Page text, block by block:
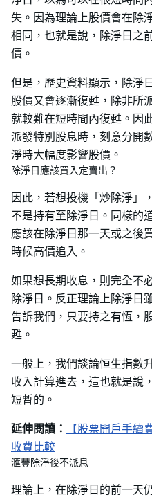
失。因為理論上股價會在除
相同，也就是說，除淨日之
價。
但是，歷史資料顯示，除淨
股價又會逐漸復甦，除非所
就較難在短時間內復甦。因
派發特別股息時，刻意分開
淨時大幅度影響股價。
除淨日應該買入定賣出？
因此，若想投機「炒除淨」
不是持有至除淨日。同樣的
應該在除淨日那一天或之後
時候高價追入。
如果想長期收息，則完全不
除淨日。反正理論上除淨日
告訴我們，只要持之有恆，
甦。
一般上，我們談論恒生指數
收入計算進去，這也就是說
短暫的。
延伸閱讀：
【股票開戶手續
收費比較
滙豐除淨後不派息
理論上，在除淨日的前一天